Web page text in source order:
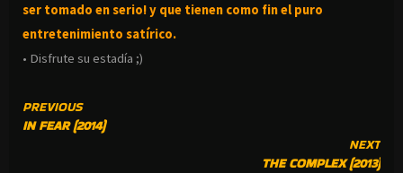
ser tomado en serio! y que tienen como fin el puro
entretenimiento satírico.
• Disfrute su estadía ;)
CONTINUE
READING
PREVIOUS
IN FEAR (2014)
NEXT
THE COMPLEX (2013)